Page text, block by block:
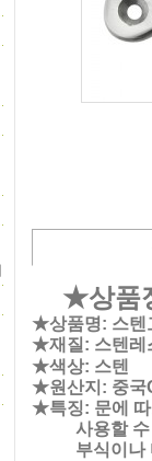
★상품
★상품명: 스텐
★재질: 스텐레
★색상: 스텐
★원산지: 중국
★특징: 문에 따
사용할 수 있
부식이나 마